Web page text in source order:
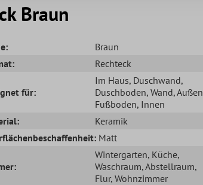
Braun
Braun
Rechteck
für:
Im Haus, Duschwand,
Duschboden, Wand, Außen
Fußboden, Innen
Keramik
Matt
Wintergarten, Küche,
Waschraum, Abstellraum,
Flur, Wohnzimmer